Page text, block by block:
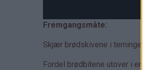
Fremgangsmåte:
Skjær brødskivene i terninger.
Fordel brødbitene utover i en